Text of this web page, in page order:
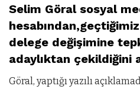
Selim Göral sosyal
delege değişimine
adaylıktan çekildiğini
Göral, yaptığı yazılı